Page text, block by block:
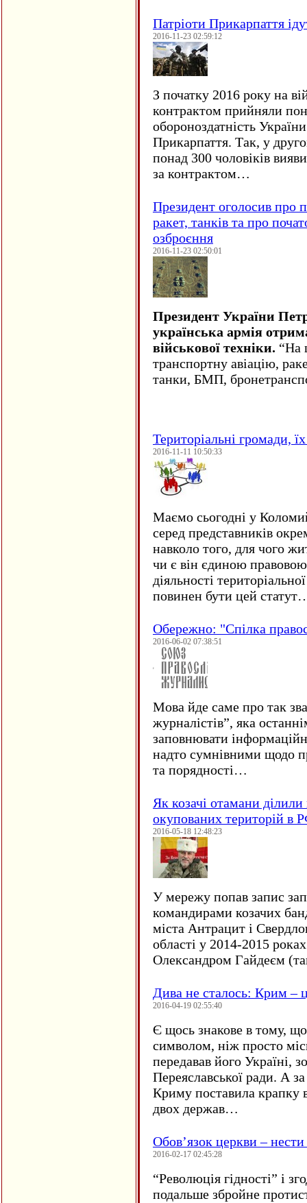
Патріоти Прикарпаття
2016-11-23 02:59:12
З початку 2016 року на
контрактом прийняли
обороноздатність
Прикарпаття. Так, у
понад 300 чоловіків
за контрактом…
Президент оголосив про
ракет, танків та про
озброєння
2016-11-23 02:50:01
Президент України
українська армія
військової техніки. “На
транспортну авіацію,
танки, БМП,
Територіальні громади,
2016-11-11 10:50:33
Маємо сьогодні у
серед представників
навколо того, для чого
чи є він єдиною
діяльності
повинен бути цей
Обережно: "Спілка
2016-06-02 07:38:51
Мова йде саме про так
журналістів”, яка
заповнювати
надто сумнівними щодо
та порядності…
Як козачі отамани
окупованих територій в
2016-05-18 12:48:23
У мережу попав запис
командирами козачих
міста Антрацит і
області у 2014-2015
Олександром Гайдеєм
Дива не сталось: Крим –
2016-04-19 02:55:40
Є щось знакове в тому, що
символом, ніж просто
передавав його Україні,
Переяславської ради. А
Криму поставила крапку
двох держав…
Обов’язок церкви –
2016-02-17 02:45:28
“Революція гідності” і
подальше збройне